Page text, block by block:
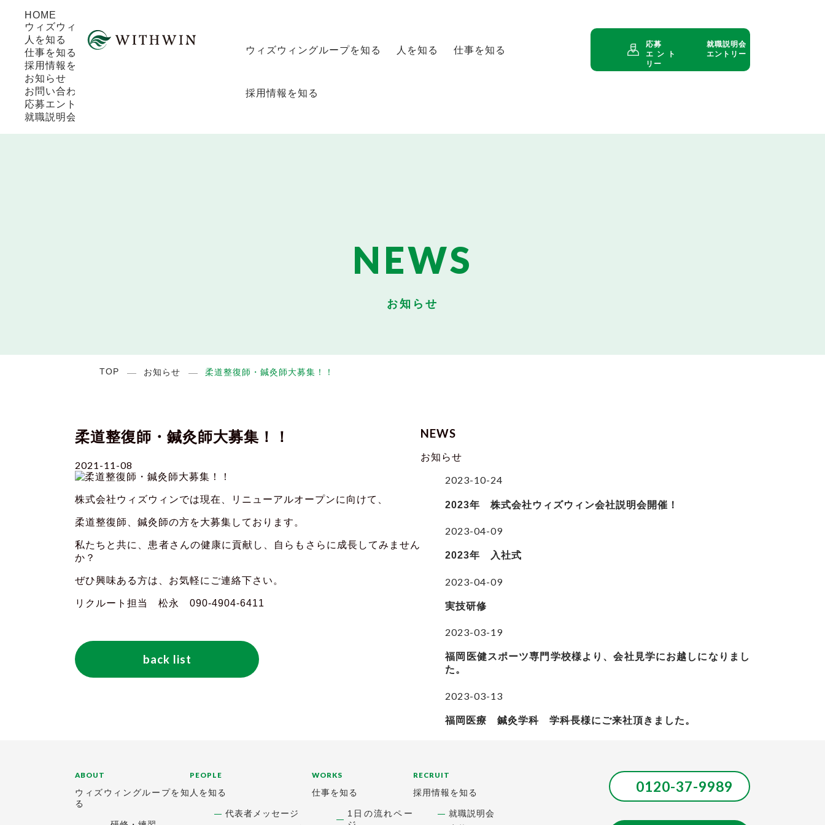
HOME
ウィズウィングループを知る
人を知る
仕事を知る
採用情報を知る
お知らせ
お問い合わせ
応募エントリー
就職説明会エントリー
ウィズウィングループを知る 人を知る 仕事を知る
採用情報を知る
応募
エント
リー
就職説明会
エントリー
NEWS
お知らせ
TOP お知らせ 柔道整復師・鍼灸師大募集！！
柔道整復師・鍼灸師大募集！！
2021-11-08
株式会社ウィズウィンでは現在、リニューアルオープンに向けて、
柔道整復師、鍼灸師の方を大募集しております。
私たちと共に、患者さんの健康に貢献し、自らもさらに成長してみません
か？
ぜひ興味ある方は、お気軽にご連絡下さい。
リクルート担当 松永 090-4904-6411
back list
NEWS
お知らせ
2023-10-24
2023年 株式会社ウィズウィン会社説明会開催！
2023-04-09
2023年 入社式
2023-04-09
実技研修
2023-03-19
福岡医健スポーツ専門学校様より、会社見学にお越しになりまし
た。
2023-03-13
福岡医療 鍼灸学科 学科長様にご来社頂きました。
ABOUT
ウィズウィングループを知
る
PEOPLE
人を知る
代表者メッセージ
WORKS
仕事を知る
1日の流れペー
RECRUIT
採用情報を知る
就職説明会
0120-37-9989